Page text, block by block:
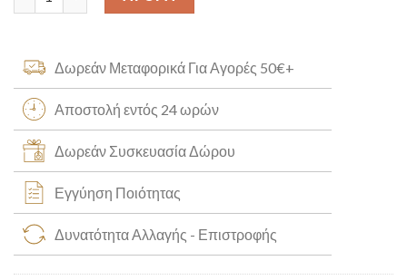
Δωρεάν Μεταφορικά Για Αγορές 50€+
Αποστολή εντός 24 ωρών
Δωρεάν Συσκευασία Δώρου
Εγγύηση Ποιότητας
Δυνατότητα Αλλαγής - Επιστροφής